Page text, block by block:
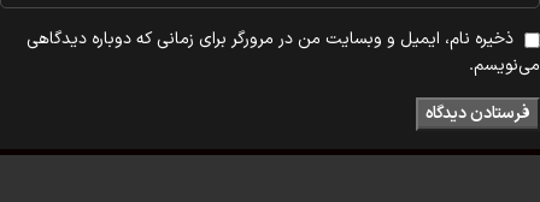
ذخیره نام، ایمیل و وبسایت من در مرورگر برای زمانی که دوباره دیدگاهی
می‌نویسم.